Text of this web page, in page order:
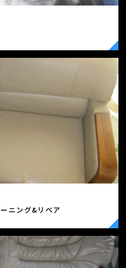
ニング&リペア